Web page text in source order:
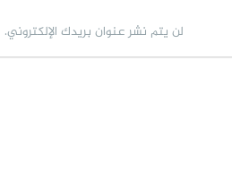
لن يتم نشر عنوان بريدك الإلكتروني.